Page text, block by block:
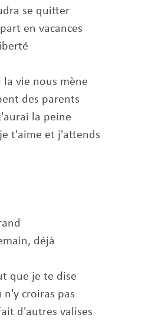
se quitter
en vacances
vie nous mène
des parents
la peine
t'aime et j'attends
déjà
que je te dise
croiras pas
d'autres valises